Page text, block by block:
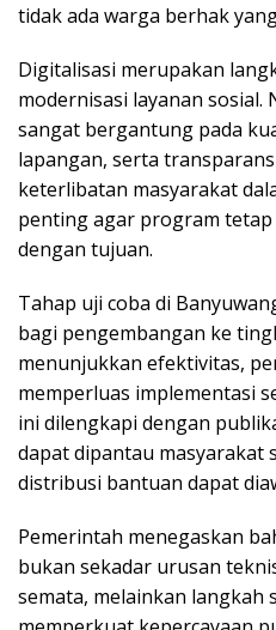
tidak ada warga berhak
Digitalisasi merupakan
modernisasi layanan sosial.
sangat bergantung pada
lapangan, serta
keterlibatan masyarakat
penting agar program
dengan tujuan.
Tahap uji coba di
bagi pengembangan ke
menunjukkan efektivitas,
memperluas implementasi
ini dilengkapi dengan
dapat dipantau masyarakat
distribusi bantuan dapat
Pemerintah menegaskan
bukan sekadar urusan
semata, melainkan langkah